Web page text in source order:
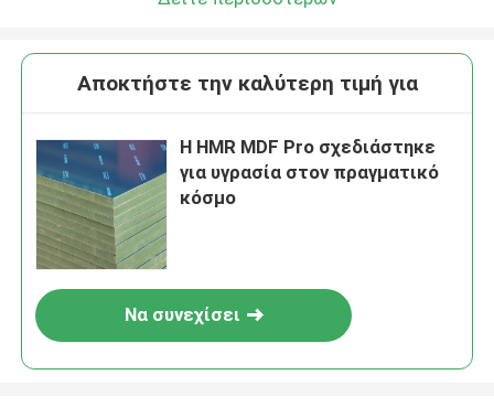
Αποκτήστε την καλύτερη τιμή για
Η HMR MDF Pro σχεδιάστηκε
για υγρασία στον πραγματικό
κόσμο
Να συνεχίσει